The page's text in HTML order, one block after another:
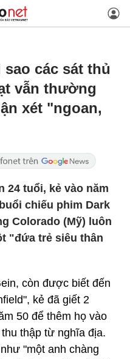
các sát thủ
vẫn thường
xét "ngoan,
24 tuổi, kẻ vào năm
chiếu phim Dark
Colorado (Mỹ) luôn
"đứa trẻ siêu thân
còn được biết đến
kẻ đã giết 2
50 để thêm họ vào
thập từ nghĩa địa.
"một anh chàng